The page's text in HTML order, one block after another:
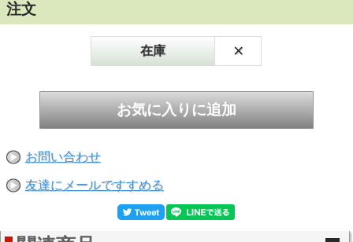
注文
在庫 ×
お問い合わせ
友達にメールですすめる